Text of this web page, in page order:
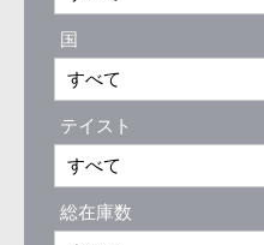
国
テイスト
総在庫数